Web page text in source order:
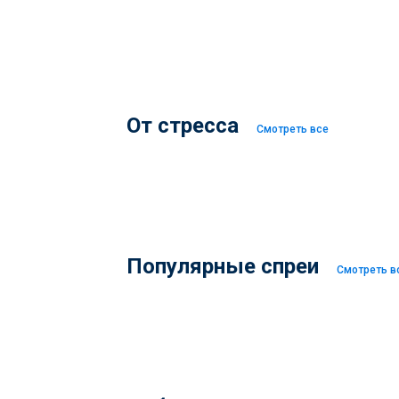
От стресса Смотреть все
Популярные спреи Смотреть